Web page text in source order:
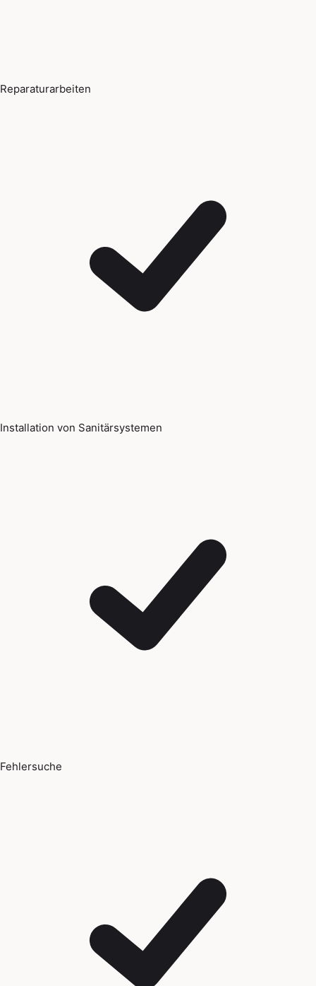
Reparaturarbeiten
Installation von Sanitärsystemen
Fehlersuche